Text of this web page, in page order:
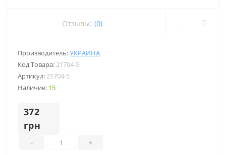
Отзывы: (0)
Производитель:УКРАИНА
Код Товара:21704-5
Артикул:21704-5
Наличие: 15
372
грн
- +